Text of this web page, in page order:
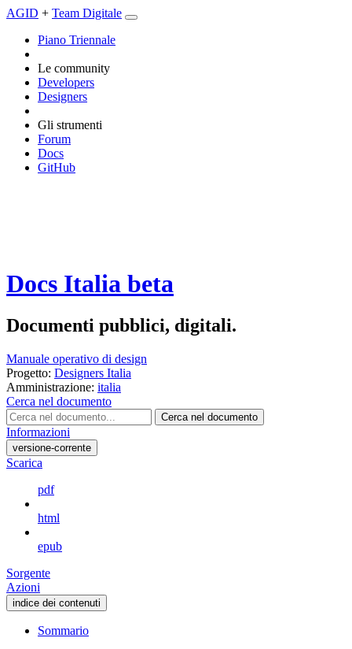
AGID + Team Digitale
Piano Triennale
Le community
Developers
Designers
Gli strumenti
Forum
Docs
GitHub
Docs Italia beta
Documenti pubblici, digitali.
Manuale operativo di design
Progetto: Designers Italia
Amministrazione: italia
Cerca nel documento
Cerca nel documento
Informazioni
versione-corrente
Scarica
pdf
html
epub
Sorgente
Azioni
indice dei contenuti
Sommario